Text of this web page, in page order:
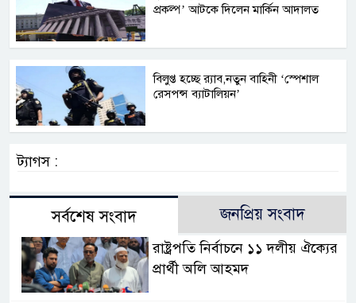
প্রকল্প’ আটকে দিলেন মার্কিন আদালত
বিলুপ্ত হচ্ছে র‍্যাব,নতুন বাহিনী ‘স্পেশাল
রেসপন্স ব্যাটালিয়ন’
ট্যাগস :
সর্বশেষ সংবাদ জনপ্রিয় সংবাদ
রাষ্ট্রপতি নির্বাচনে ১১ দলীয় ঐক্যের
প্রার্থী অলি আহমদ